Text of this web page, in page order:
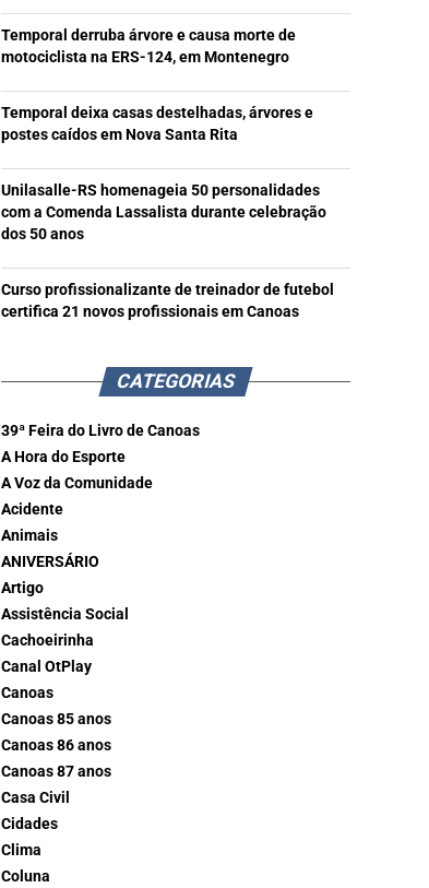
Temporal derruba árvore e causa morte de
motociclista na ERS-124, em Montenegro
Temporal deixa casas destelhadas, árvores e
postes caídos em Nova Santa Rita
Unilasalle-RS homenageia 50 personalidades
com a Comenda Lassalista durante celebração
dos 50 anos
Curso profissionalizante de treinador de futebol
certifica 21 novos profissionais em Canoas
CATEGORIAS
39ª Feira do Livro de Canoas
A Hora do Esporte
A Voz da Comunidade
Acidente
Animais
ANIVERSÁRIO
Artigo
Assistência Social
Cachoeirinha
Canal OtPlay
Canoas
Canoas 85 anos
Canoas 86 anos
Canoas 87 anos
Casa Civil
Cidades
Clima
Coluna